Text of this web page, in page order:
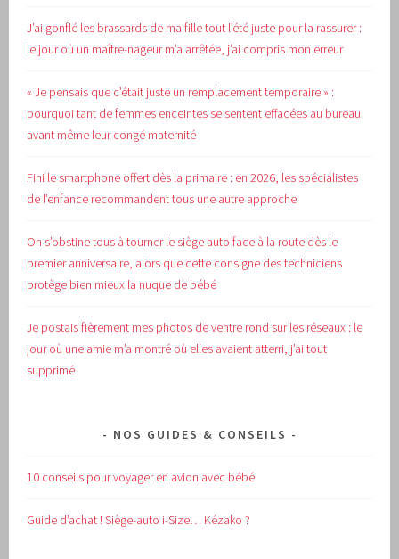
J’ai gonflé les brassards de ma fille tout l’été juste pour la rassurer :
le jour où un maître-nageur m’a arrêtée, j’ai compris mon erreur
« Je pensais que c’était juste un remplacement temporaire » :
pourquoi tant de femmes enceintes se sentent effacées au bureau
avant même leur congé maternité
Fini le smartphone offert dès la primaire : en 2026, les spécialistes
de l’enfance recommandent tous une autre approche
On s’obstine tous à tourner le siège auto face à la route dès le
premier anniversaire, alors que cette consigne des techniciens
protège bien mieux la nuque de bébé
Je postais fièrement mes photos de ventre rond sur les réseaux : le
jour où une amie m’a montré où elles avaient atterri, j’ai tout
supprimé
NOS GUIDES & CONSEILS
10 conseils pour voyager en avion avec bébé
Guide d’achat !Siège-auto i-Size… Kézako ?